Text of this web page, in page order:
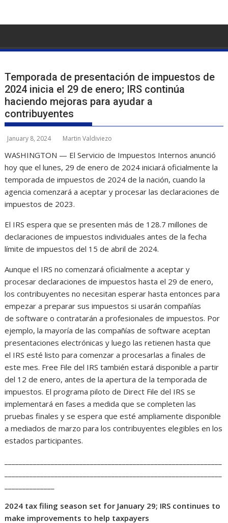
Temporada de presentación de impuestos de
2024 inicia el 29 de enero; IRS continúa
haciendo mejoras para ayudar a
contribuyentes
January 8, 2024 Martin Valdiviezo
WASHINGTON — El Servicio de Impuestos Internos anunció
hoy que el lunes, 29 de enero de 2024 iniciará oficialmente la
temporada de impuestos de 2024 de la nación, cuando la
agencia comenzará a aceptar y procesar las declaraciones de
impuestos de 2023.
El IRS espera que se presenten más de 128.7 millones de
declaraciones de impuestos individuales antes de la fecha
límite de impuestos del 15 de abril de 2024.
Aunque el IRS no comenzará oficialmente a aceptar y
procesar declaraciones de impuestos hasta el 29 de enero,
los contribuyentes no necesitan esperar hasta entonces para
empezar a preparar sus impuestos si usarán compañías
de software o contratarán a profesionales de impuestos. Por
ejemplo, la mayoría de las compañías de software aceptan
presentaciones electrónicas y luego las retienen hasta que
el IRS esté listo para comenzar a procesarlas a finales de
este mes. Free File del IRS también estará disponible a partir
del 12 de enero, antes de la apertura de la temporada de
impuestos. El programa piloto de Direct File del IRS se
implementará en fases a medida que se completen las
pruebas finales y se espera que esté ampliamente disponible
a mediados de marzo para los contribuyentes elegibles en los
estados participantes.
2024 tax filing season set for January 29; IRS continues to
make improvements to help taxpayers